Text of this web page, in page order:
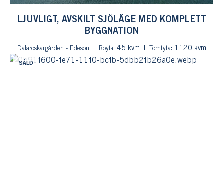
LJUVLIGT, AVSKILT SJÖLÄGE MED KOMPLETT
BYGGNATION
Dalaröskärgården - Edesön Boyta: 45 kvm Tomtyta: 1120 kvm
SÅLD